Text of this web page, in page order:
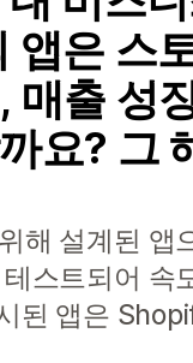
앱은 스
매출 성
요? 그
해 설계된
스트되어 속
된 앱은